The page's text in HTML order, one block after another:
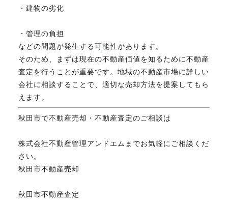
・建物の劣化
・管理の負担
などの問題が発生する可能性があります。
そのため、まずは現在の不動産価値を知るために不動産
査定を行うことが重要です。地域の不動産市場に詳しい
会社に相談することで、適切な売却方法を提案してもら
えます。
秋田市で不動産売却・不動産査定のご相談は
株式会社不動産管理アンドエムまでお気軽にご相談くだ
さい。
秋田市不動産売却
秋田市不動産査定